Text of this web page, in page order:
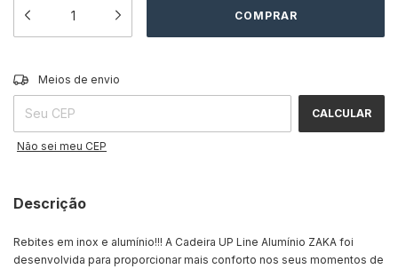
Entregas para o CEP:
Meios de envio
CALCULAR
Não sei meu CEP
Descrição
Rebites em inox e alumínio!!! A Cadeira UP Line Alumínio ZAKA foi
desenvolvida para proporcionar mais conforto nos seus momentos de